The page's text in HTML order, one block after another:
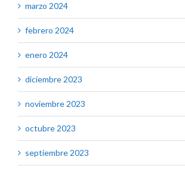
marzo 2024
febrero 2024
enero 2024
diciembre 2023
noviembre 2023
octubre 2023
septiembre 2023